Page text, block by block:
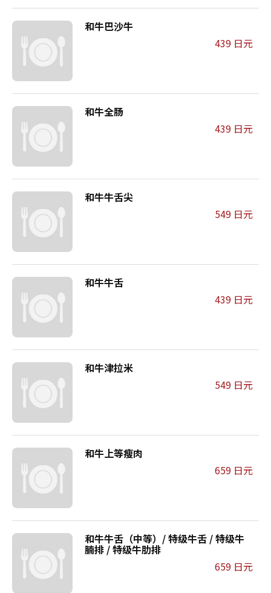
和牛巴沙牛
439 日元
和牛全肠
439 日元
和牛牛舌尖
549 日元
和牛牛舌
439 日元
和牛津拉米
549 日元
和牛上等瘦肉
659 日元
和牛牛舌（中等）/ 特级牛舌 / 特级牛
腩排 / 特级牛肋排
659 日元